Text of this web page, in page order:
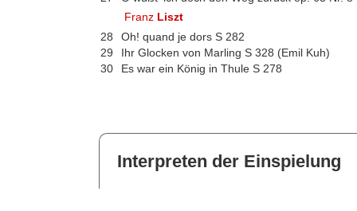
Franz Liszt
28
Oh! quand je dors S 282
29
Ihr Glocken von Marling S 328 (Emil Kuh)
30
Es war ein König in Thule S 278
Interpreten der Einspielung